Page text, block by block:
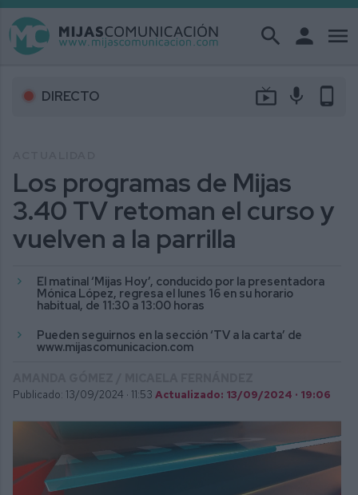
search person menu
DIRECTO live_tv mic phone_android
Los programas de Mijas
3.40 TV retoman el curso y
vuelven a la parrilla
El matinal ‘Mijas Hoy’, conducido por la presentadora
Mónica López, regresa el lunes 16 en su horario
habitual, de 11:30 a 13:00 horas
Pueden seguirnos en la sección ‘TV a la carta’ de
www.mijascomunicacion.com
Publicado: 13/09/2024 · 11:53 Actualizado: 13/09/2024 · 19:06